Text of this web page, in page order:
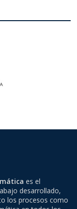
es el
desarrollado,
los procesos como